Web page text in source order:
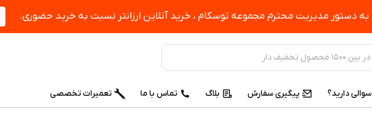
به دستور مدیریت محترم مجموعه توسکام ، خرید آنلاین ارزانتر نسبت به خرید حضوری.
سوالی دارید؟ پیگیری سفارش بلاگ تماس با ما تعمیرات تخصصی